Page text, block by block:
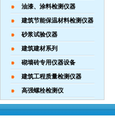
油漆、涂料检测仪器
建筑节能保温材料检测仪器
砂浆试验仪器
建筑建材系列
砌墙砖专用仪器设备
建筑工程质量检测仪器
高强螺栓检测仪